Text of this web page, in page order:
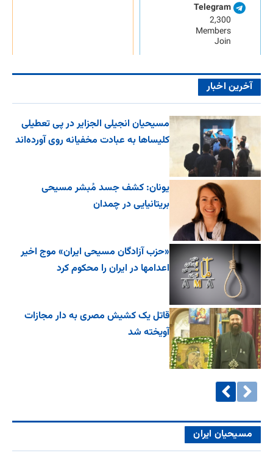
Telegram
2,300
Members
Join
آخرین اخبار
مسیحیان انجیلی الجزایر در پی تعطیلی
کلیساها به عبادت مخفیانه روی آورده‌اند
یونان: کشف جسد مُبشر مسیحی
بریتانیایی در چمدان
«حزب آزادگان مسیحی ایران» موج اخیر
اعدامها در ایران را محکوم کرد
قاتل یک کشیش مصری به دار مجازات
آویخته شد
مسیحیان ایران